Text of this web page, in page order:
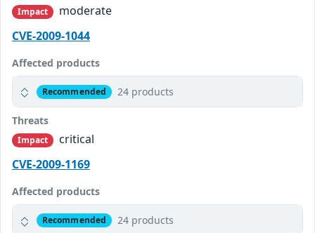
Impact
moderate
CVE-2009-1044
Affected products
Recommended 24 products
Threats
Impact
critical
CVE-2009-1169
Affected products
Recommended 24 products